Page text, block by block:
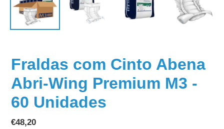
Fraldas com Cinto Abena
Abri-Wing Premium M3 -
60 Unidades
Preço
€48,20